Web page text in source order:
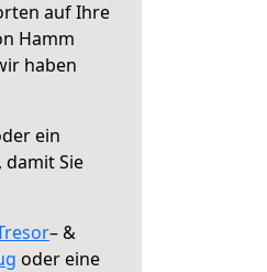
auf Ihre
Hamm
haben
ein
, damit Sie
– &
oder eine